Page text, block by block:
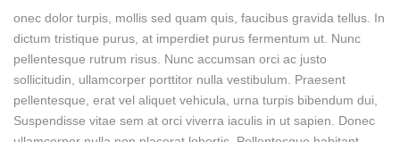
onec dolor turpis, mollis sed quam quis, faucibus gravida tellus. In
dictum tristique purus, at imperdiet purus fermentum ut. Nunc
pellentesque rutrum risus. Nunc accumsan orci ac justo
sollicitudin, ullamcorper porttitor nulla vestibulum. Praesent
pellentesque, erat vel aliquet vehicula, urna turpis bibendum dui,
Suspendisse vitae sem at orci viverra iaculis in ut sapien. Donec